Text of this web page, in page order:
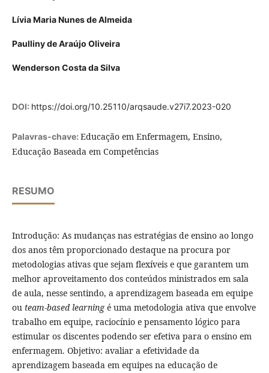
Lívia Maria Nunes de Almeida
Paulliny de Araújo Oliveira
Wenderson Costa da Silva
DOI: https://doi.org/10.25110/arqsaude.v27i7.2023-020
Palavras-chave: Educação em Enfermagem, Ensino,
Educação Baseada em Competências
RESUMO
Introdução: As mudanças nas estratégias de ensino ao longo
dos anos têm proporcionado destaque na procura por
metodologias ativas que sejam flexíveis e que garantem um
melhor aproveitamento dos conteúdos ministrados em sala
de aula, nesse sentindo, a aprendizagem baseada em equipe
ou team-based learningé uma metodologia ativa que envolve
trabalho em equipe, raciocínio e pensamento lógico para
estimular os discentes podendo ser efetiva para o ensino em
enfermagem. Objetivo: avaliar a efetividade da
aprendizagem baseada em equipes na educação de